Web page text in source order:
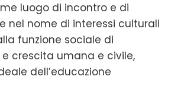
luogo di incontro e di
nel nome di interessi culturali
funzione sociale di
crescita umana e civile,
dell’educazione